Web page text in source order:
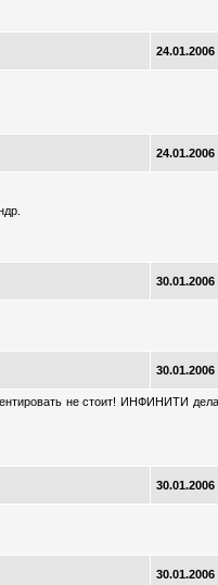
24.01.2006
24.01.2006
30.01.2006
30.01.2006
не стоит! ИНФИНИТИ
30.01.2006
30.01.2006